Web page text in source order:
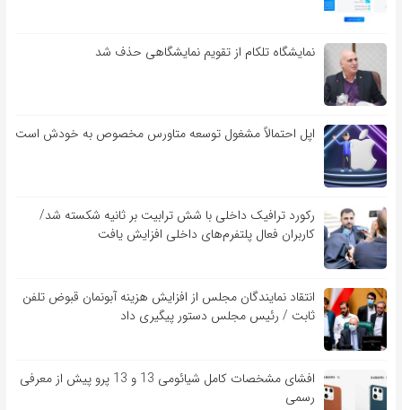
نمایشگاه تلکام از تقویم نمایشگاهی حذف شد
اپل احتمالاً مشغول توسعه متاورس مخصوص به خودش است
رکورد ترافیک داخلی با شش ترابیت بر ثانیه شکسته شد/
کاربران فعال پلتفرم‌های داخلی افزایش یافت
انتقاد نمایندگان مجلس از افزایش هزینه آبونمان قبوض تلفن
ثابت / رئیس مجلس دستور پیگیری داد
افشای مشخصات کامل شیائومی 13 و 13 پرو پیش از معرفی
رسمی